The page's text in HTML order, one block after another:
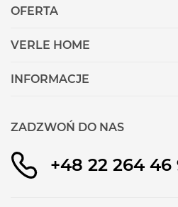
OFERTA
VERLE HOME
INFORMACJE
ZADZWOŃ DO NAS
+48 22 264 46